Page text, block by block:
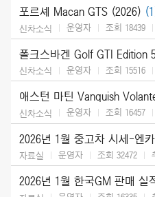
포르셰 Macan GTS (2026)
신차소식 운영자 조회 18439
폴크스바겐 Golf GTI Edition
신차소식 운영자 조회 15516
신차소식 운영자 조회 16457
2026년 1월 중고차 시세-엔
자료실 운영자 조회 32472
2026년 1월 한국GM 판매 실